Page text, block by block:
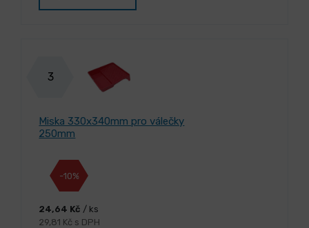
3
Miska 330x340mm pro válečky
250mm
-10%
24,64 Kč / ks
29,81 Kč s DPH